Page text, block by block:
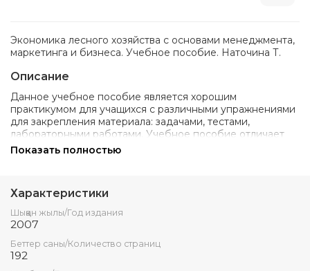
Экономика лесного хозяйства с основами менеджмента,
маркетинга и бизнеса. Учебное пособие. Наточина Т.
Описание
Данное учебное пособие является хорошим
практикумом для учащихся с различными упражнениями
для закрепления материала: задачами, тестами,
лабораторными работами. Учебное пособие отличает
наличие методических
профессиональных учебных заведений, а также может
быть полезно и для преподавателей.
Показать полностью
Характеристики
Шыққан жылы/Год издания
2007
Беттер саны/Количество страниц
192